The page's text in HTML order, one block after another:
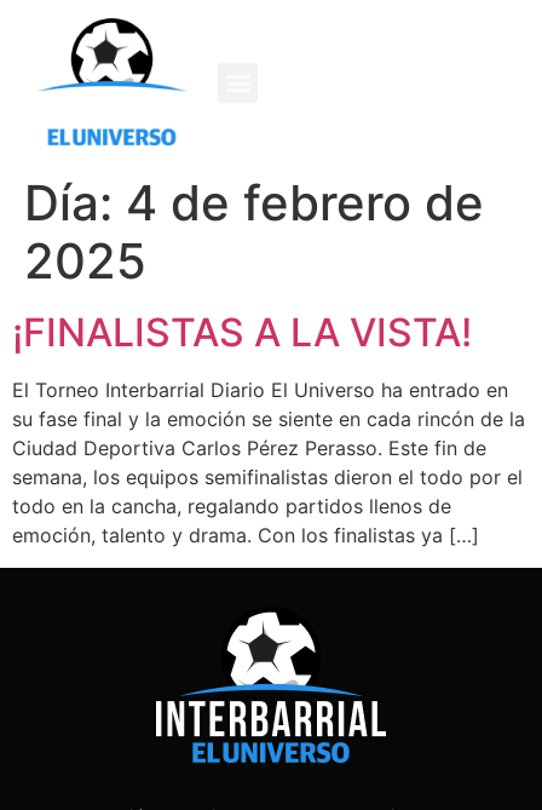
Día: 4 de febrero de
2025
¡FINALISTAS A LA VISTA!
El Torneo Interbarrial Diario El Universo ha entrado en
su fase final y la emoción se siente en cada rincón de la
Ciudad Deportiva Carlos Pérez Perasso. Este fin de
semana, los equipos semifinalistas dieron el todo por el
todo en la cancha, regalando partidos llenos de
emoción, talento y drama. Con los finalistas ya […]